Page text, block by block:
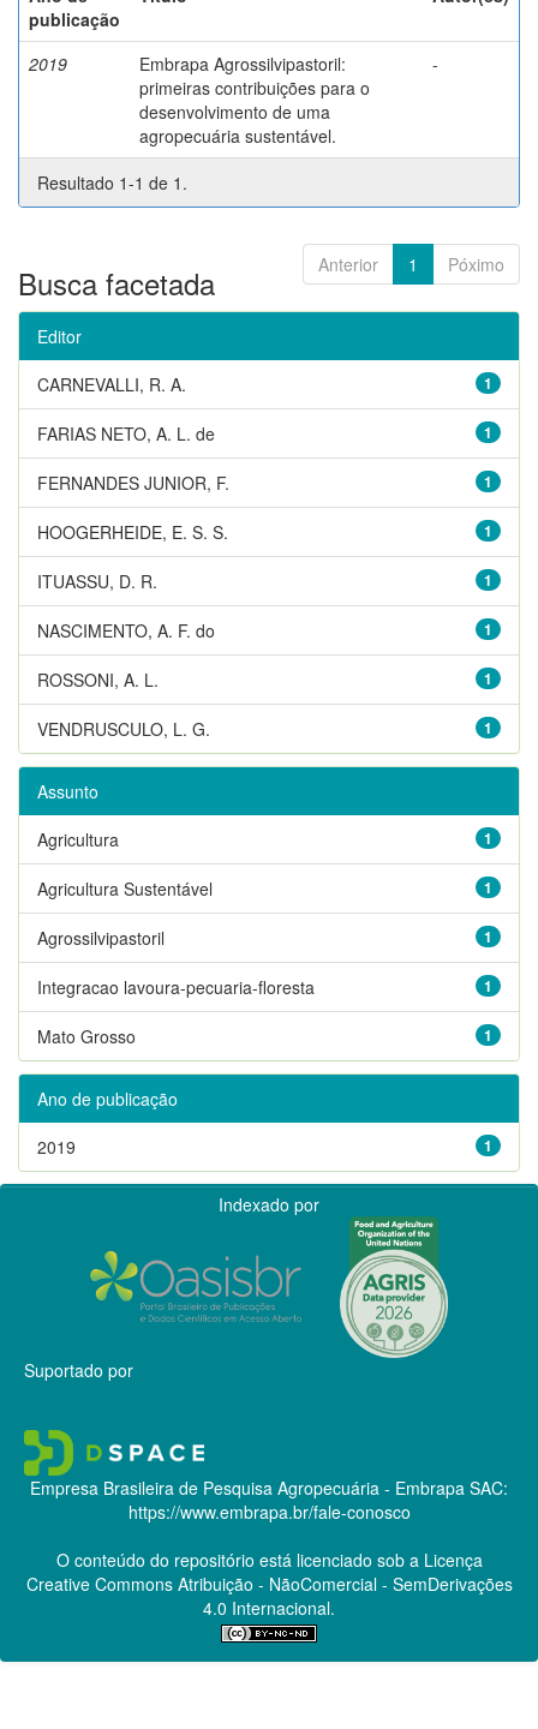
publicação
2019
Embrapa Agrossilvipastoril:
primeiras contribuições para o
desenvolvimento de uma
agropecuária sustentável.
-
Resultado 1-1 de 1.
Anterior 1 Póximo
Busca facetada
Editor
1
CARNEVALLI, R. A.
1
FARIAS NETO, A. L. de
1
FERNANDES JUNIOR, F.
1
HOOGERHEIDE, E. S. S.
1
ITUASSU, D. R.
1
NASCIMENTO, A. F. do
1
ROSSONI, A. L.
1
VENDRUSCULO, L. G.
Assunto
1
Agricultura
1
Agricultura Sustentável
1
Agrossilvipastoril
1
Integracao lavoura-pecuaria-floresta
1
Mato Grosso
Ano de publicação
1
2019
Indexado por
Suportado por
Empresa Brasileira de Pesquisa Agropecuária - Embrapa SAC:
https://www.embrapa.br/fale-conosco
O conteúdo do repositório está licenciado sob a Licença
Creative CommonsAtribuição - NãoComercial - SemDerivações
4.0 Internacional.